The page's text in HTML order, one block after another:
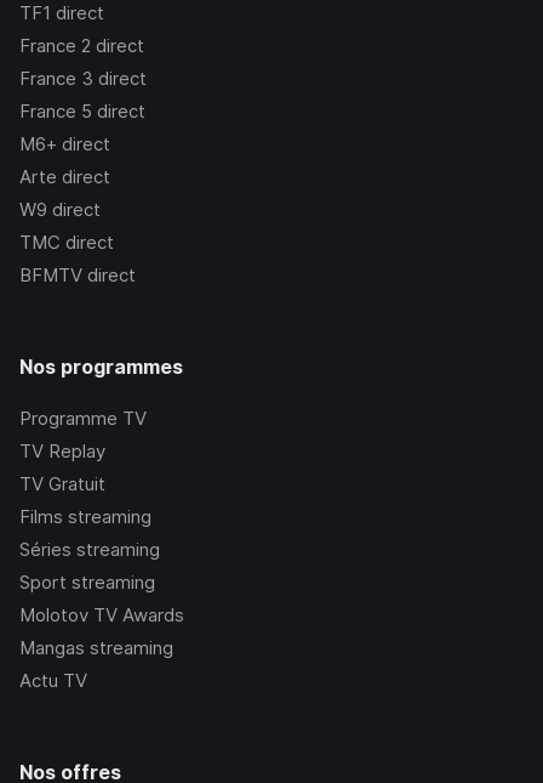
TF1 direct
France 2 direct
France 3 direct
France 5 direct
M6+ direct
Arte direct
W9 direct
TMC direct
BFMTV direct
Nos programmes
Programme TV
TV Replay
TV Gratuit
Films streaming
Séries streaming
Sport streaming
Molotov TV Awards
Mangas streaming
Actu TV
Nos offres